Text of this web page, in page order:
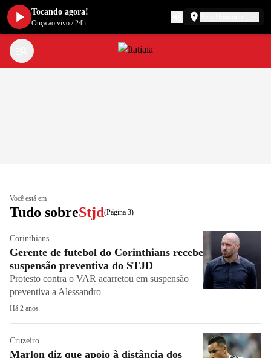
Você está em
Tudo sobreStjd(Página 3)
Corinthians
Gerente de futebol do Corinthians recebe
suspensão preventiva do STJD
Protesto contra o VAR acarretou em suspensão
preventiva a Alessandro
Há 2 anos
Cruzeiro
Marlon diz que apoio à distância dos
Tocando agora!
Ouça ao vivo /24h